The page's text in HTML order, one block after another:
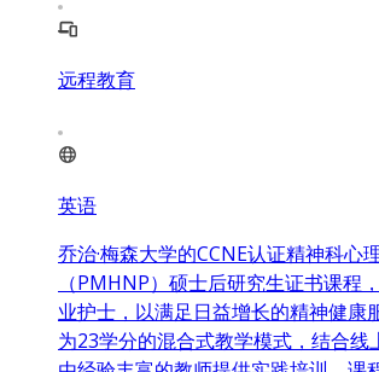
远程教育
英语
乔治·梅森大学的CCNE认证精神科心
（PMHNP）硕士后研究生证书课程
业护士，以满足日益增长的精神健康
为23学分的混合式教学模式，结合线